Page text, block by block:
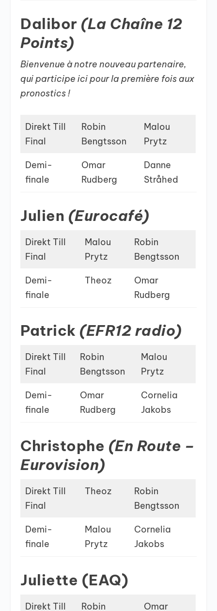
Dalibor (La Chaîne 12
Points)
Bienvenue à notre nouveau partenaire,
qui participe ici pour la première fois aux
pronostics !
Direkt Till
Final
Robin
Bengtsson
Malou
Prytz
Demi-
finale
Omar
Rudberg
Danne
Stråhed
Julien (Eurocafé)
Direkt Till
Final
Malou
Prytz
Robin
Bengtsson
Demi-
finale
Theoz
Omar
Rudberg
Patrick (EFR12 radio)
Direkt Till
Final
Robin
Bengtsson
Malou
Prytz
Demi-
finale
Omar
Rudberg
Cornelia
Jakobs
Christophe (En Route –
Eurovision)
Direkt Till
Final
Theoz
Robin
Bengtsson
Demi-
finale
Malou
Prytz
Cornelia
Jakobs
Juliette (EAQ)
Direkt Till Robin Omar